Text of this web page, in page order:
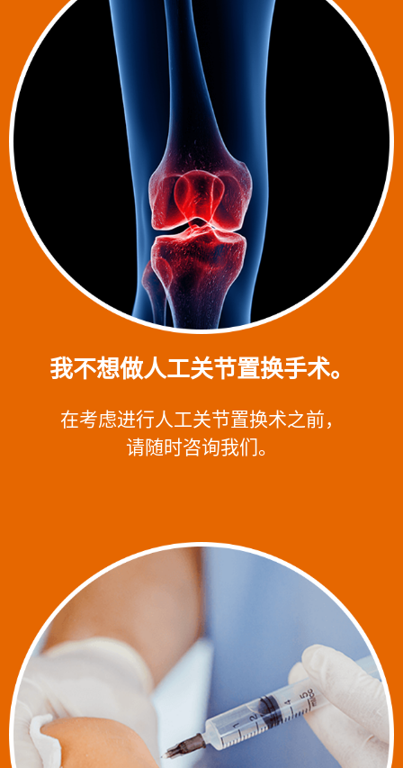
我不想做人工关节置换手术。
在考虑进行人工关节置换术之前，
请随时咨询我们。